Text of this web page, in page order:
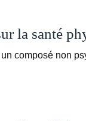
la santé
composé non